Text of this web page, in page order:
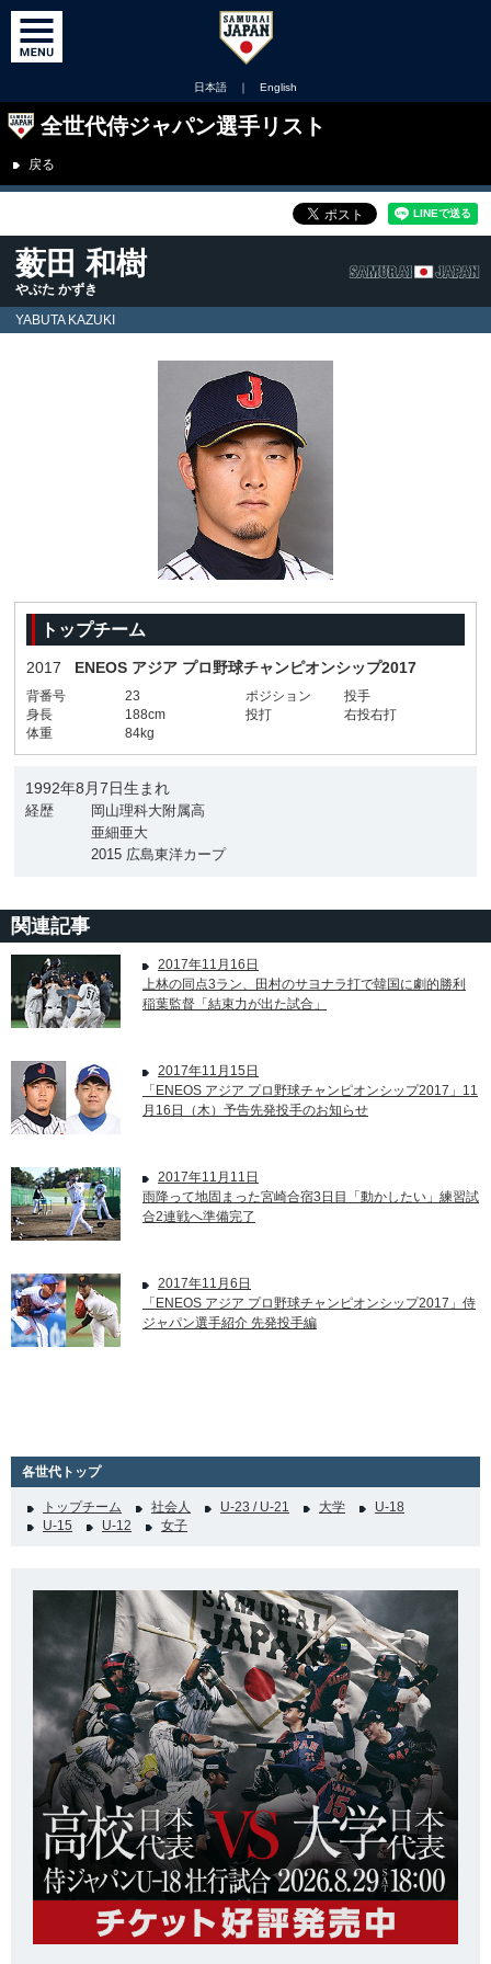
日本語 ｜ English
全世代侍ジャパン選手リスト
戻る
薮田 和樹
やぶた かずき
YABUTA KAZUKI
トップチーム
2017 ENEOS アジア プロ野球チャンピオンシップ2017
背番号 23 ポジション
投手
身長
188cm 投打
右投右打
体重
84kg
1992年8月7日生まれ
経歴
岡山理科大附属高
亜細亜大
2015 広島東洋カープ
関連記事
2017年11月16日
上林の同点3ラン、田村のサヨナラ打で韓国に劇的勝利
稲葉監督「結束力が出た試合」
2017年11月15日
「ENEOS アジア プロ野球チャンピオンシップ2017」11
月16日（木）予告先発投手のお知らせ
2017年11月11日
雨降って地固まった宮崎合宿3日目「動かしたい」練習試
合2連戦へ準備完了
2017年11月6日
「ENEOS アジア プロ野球チャンピオンシップ2017」侍
ジャパン選手紹介 先発投手編
各世代トップ
トップチーム 社会人 U-23 / U-21 大学
U-18
U-15
U-12 女子